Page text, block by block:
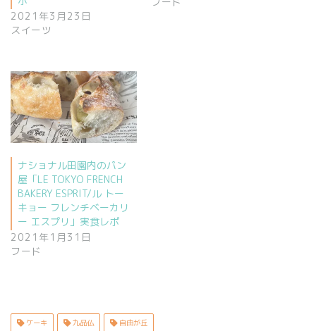
2021年3月23日
スイーツ
ナショナル田園内のパン
屋「LE TOKYO FRENCH
BAKERY ESPRIT/ル トー
キョー フレンチベーカリ
ー エスプリ」実食レポ
2021年1月31日
フード
ケーキ 九品仏 自由が丘